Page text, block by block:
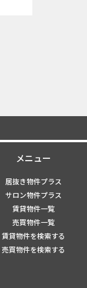
メニュー
居抜き物件プラス
サロン物件プラス
賃貸物件一覧
売買物件一覧
賃貸物件を検索する
売買物件を検索する